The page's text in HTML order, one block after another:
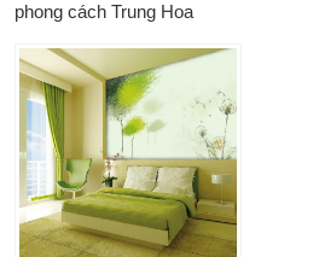
phong cách Trung Hoa